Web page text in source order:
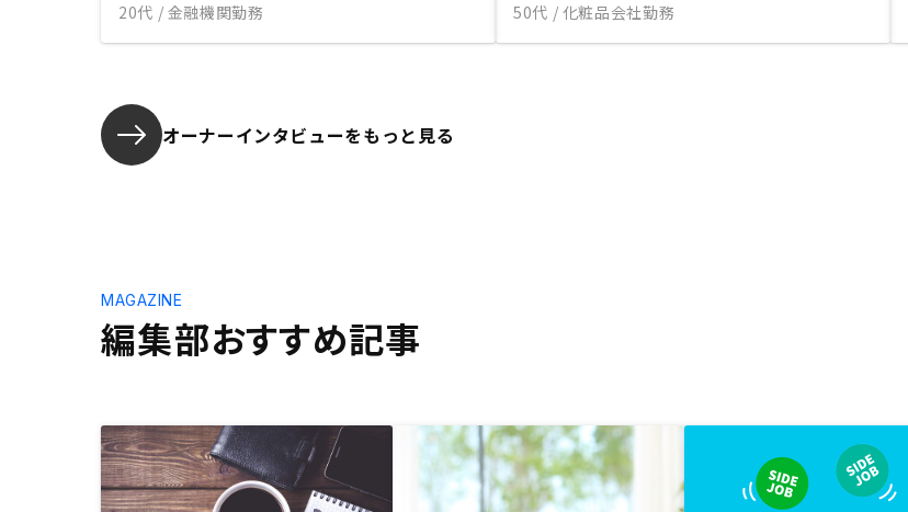
20代 / 金融機関勤務 50代 / 化粧品会社勤務
オーナーインタビューをもっと見る
編集部おすすめ記事
MAGAZINE